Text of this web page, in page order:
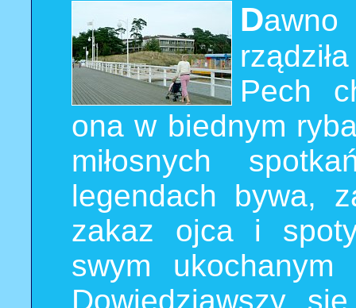
D
Pech
ona w biednym
miłosnych
legendach bywa,
zakaz ojca i
swym
Dowiedziawszy